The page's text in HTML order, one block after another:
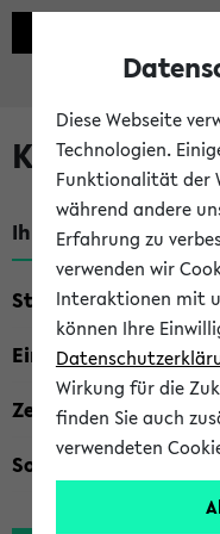
Kombisuche
Ihre Suchkriterien:
Studienfach
Einrichtung
Zeiten
Sonstiges
Diese Webseite
Technologien.
Funktionalität der
während andere
Erfahrung zu
verwenden wir
Interaktionen mit
können Ihre
Wirkung für die
finden Sie auch
verwendeten